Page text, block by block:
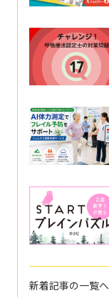
新着記事の一覧へ